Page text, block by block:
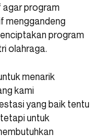
program
menggandeng
program
olahraga.
menarik
kami
yang baik tentu
untuk